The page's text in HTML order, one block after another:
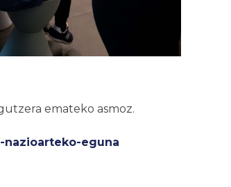
emateko asmoz.
nazioarteko-eguna